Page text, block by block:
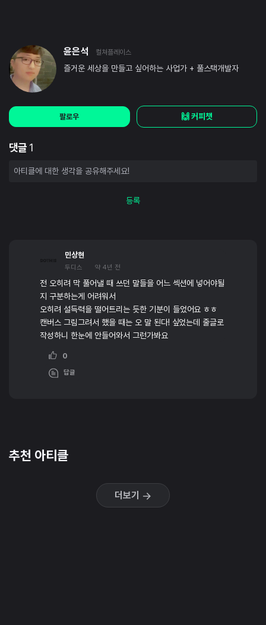
윤은석 컬쳐플레이스
즐거운 세상을 만들고 싶어하는 사업가 + 풀스택개발자
팔로우 🙌 커피챗
댓글 1
등록
민상현
두디스 약 4년 전
전 오히려 막 풀어낼 때 쓰던 말들을 어느 섹션에 넣어야될
지 구분하는게 어려워서
오히려 설득력을 떨어트리는 듯한 기분이 들었어요 ㅎㅎ
캔버스 그림그려서 했을 때는 오 말 된다! 싶었는데 줄글로
작성하니 한눈에 안들어와서 그런가봐요
0
답글
추천 아티클
더보기